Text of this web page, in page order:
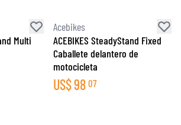
Multi
Acebikes
ACEBIKES SteadyStand Fixed
Caballete delantero de
motocicleta
US$98 07